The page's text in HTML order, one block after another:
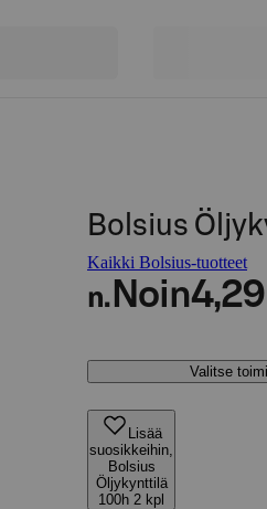
Bolsius
Kaikki Bolsius-tuotteet
n. Noin
Valitse
Lisää
suosikkeihin,
Bolsius
Öljykynttilä
100h 2 kpl